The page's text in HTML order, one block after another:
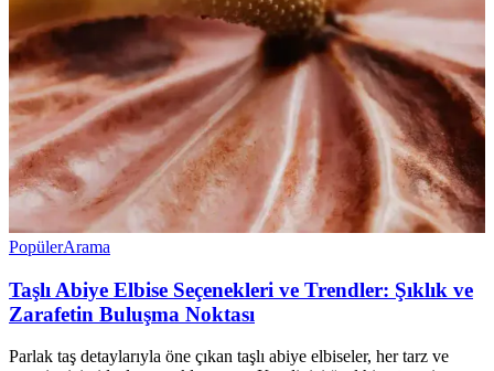
PopülerArama
Taşlı Abiye Elbise Seçenekleri ve Trendler: Şıklık ve
Zarafetin Buluşma Noktası
Parlak taş detaylarıyla öne çıkan taşlı abiye elbiseler, her tarz ve